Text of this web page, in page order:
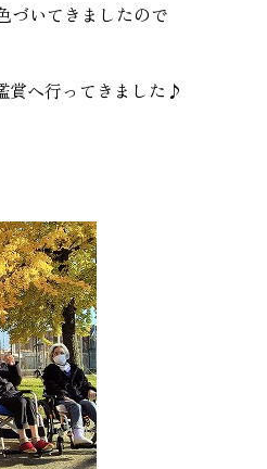
づいてきましたので
賞へ行ってきました♪